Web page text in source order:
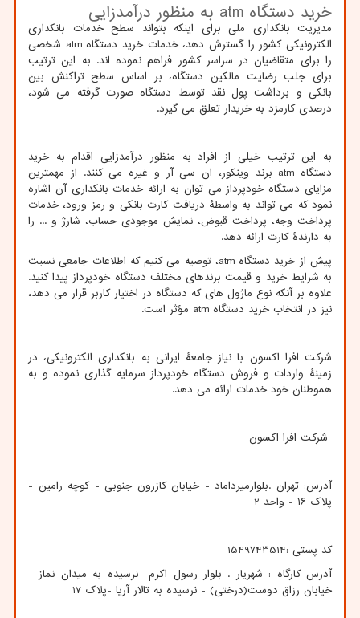
خرید دستگاه atm به منظور درآمدزایی
مدیریت بانکداری ملی برای اینکه بتواند سطح خدمات بانکداری
الکترونیکی کشور را گسترش دهد، خدمات خرید دستگاهatm شخصی
را برای متقاضیان در سراسر کشور فراهم نموده اند. به این ترتیب
برای جلب رضایت مالکین دستگاه، بر اساس سطح تراکنش بین
بانکی و برداشت پول نقد توسط دستگاه صورت گرفته می شود،
درصدی کارمزد به خریدار تعلق می گیرد.
به این ترتیب خیلی از افراد به منظور درآمدزایی اقدام به خرید
دستگاه atm برند وینکور، ان سی آر و غیره می کنند. از مهمترین
مزایای دستگاه خودپرداز می توان به ارائه خدمات بانکداری آن اشاره
نمود که می تواند به واسطۀ دریافت کارت بانکی و رمز ورود، خدمات
پرداخت وجه، پرداخت قبوض، نمایش موجودی حساب، شارژ و ... را
به دارندۀ کارت ارائه دهد.
پیش از خرید دستگاهatm، توصیه می کنیم که اطلاعات جامعی نسبت
به شرایط خرید و قیمت برندهای مختلف دستگاه خودپرداز پیدا کنید.
علاوه بر آنکه نوع ماژول های که دستگاه در اختیار کاربر قرار می دهد،
نیز در انتخاب خرید دستگاه atm مؤثر است.
شرکت افرا اکسون با نیاز جامعۀ ایرانی به بانکداری الکترونیکی، در
زمینۀ واردات و فروش دستگاه خودپرداز سرمایه گذاری نموده و به
هموطنان خود خدمات ارائه می دهد.
شرکت افرا اکسون
آدرس: تهران .بلوارمیرداماد - خیابان کازرون جنوبی - کوچه رامین -
پلاک ۱۶ - واحد 2
کد پستی :1549743514
آدرس کارگاه : شهریار . بلوار رسول اکرم -نرسیده به میدان نماز -
خیابان رزاق دوست(درختی) - نرسیده به تالار آریا -پلاک 17